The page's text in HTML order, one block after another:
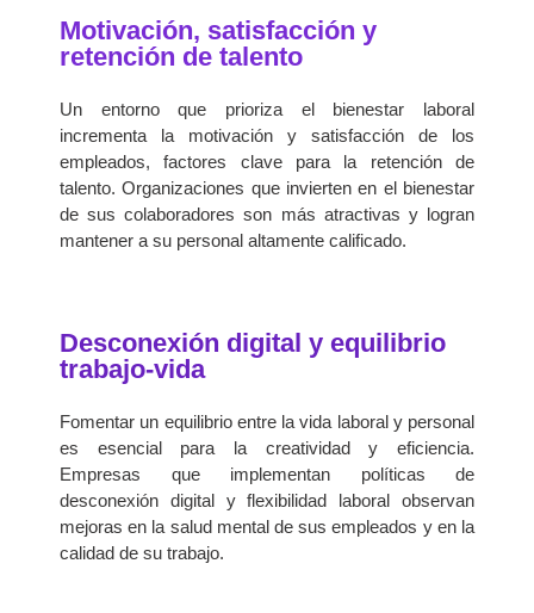
Motivación, satisfacción y
retención de talento
Un entorno que prioriza el bienestar laboral
incrementa la motivación y satisfacción de los
empleados, factores clave para la retención de
talento. Organizaciones que invierten en el bienestar
de sus colaboradores son más atractivas y logran
mantener a su personal altamente calificado.
Desconexión digital y equilibrio
trabajo-vida
Fomentar un equilibrio entre la vida laboral y personal
es esencial para la creatividad y eficiencia.
Empresas que implementan políticas de
desconexión digital y flexibilidad laboral observan
mejoras en la salud mental de sus empleados y en la
calidad de su trabajo.